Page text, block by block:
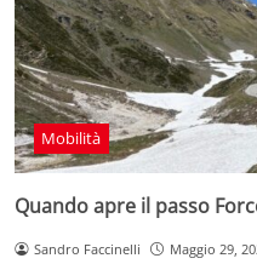
Mobilità
Quando apre il passo
Sandro Faccinelli Maggio 29,